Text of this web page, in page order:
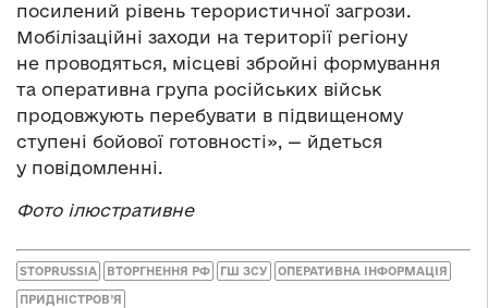
посилений рівень терористичної загрози.
Мобілізаційні заходи на території регіону
не проводяться, місцеві збройні формування
та оперативна група російських військ
продовжують перебувати в підвищеному
ступені бойової готовності», — йдеться
у повідомленні.
Фото ілюстративне
STOPRUSSIA ВТОРГНЕННЯ РФ ГШ ЗСУ ОПЕРАТИВНА ІНФОРМАЦІЯ
ПРИДНІСТРОВ’Я